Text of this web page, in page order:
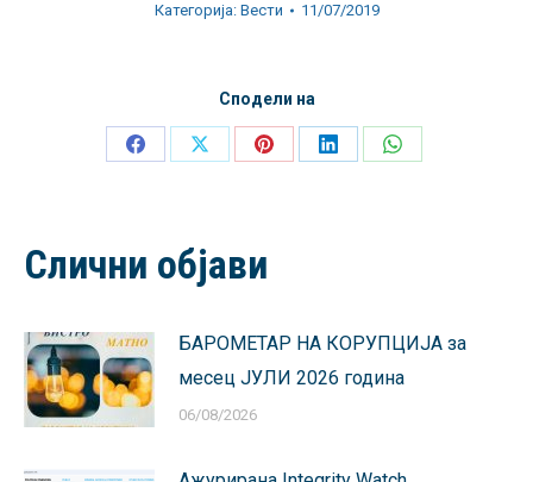
Категорија: Вести 11/07/2019
Сподели на
Share
Share
Share
Share
Share
Слични објави
БАРОМЕТАР НА КОРУПЦИЈА за
месец ЈУЛИ 2026 година
06/08/2026